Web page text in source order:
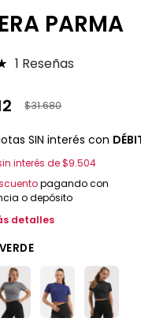
PARMA
1 Reseñas
$31.680
SIN interés con
interés de$9.504
pagando con
o depósito
detalles
VERDE